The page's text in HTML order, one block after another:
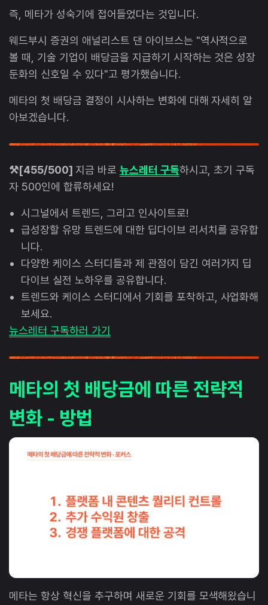
즉, 메타가 성숙기에 접어들었다는 것입니다.
웨드부시 증권의 애널리스트 댄 아이브스는 "역사적으로
볼 때, 기술 기업이 배당금을 지급하기 시작하는 것은 성장
둔화의 신호일 수 있다"고 평가했습니다.
메타의 첫 배당금 결정이 시사하는 변화에 대해 자세히 알
아보겠습니다.
⚒️[455/500] 지금 바로 뉴스레터 구독하시고, 초기 구독
자 500인에 합류하세요!
시그널에서 트렌드, 그리고 인사이트로!
급성장할 유망 트렌드에 대한 딥다이브 리서치를 공유합
니다.
다양한 케이스 스터디들과 제 관점이 담긴 여러가지 딥
다이브 실전 노하우를 공유합니다.
트렌드와 케이스 스터디에서 기회를 포착하고, 사업화해
보세요.
뉴스레터 구독하러 가기
메타의 첫 배당금에 따른 전략적
변화 - 방법
메타는 항상 혁신을 추구하며 새로운 기회를 모색해왔습니